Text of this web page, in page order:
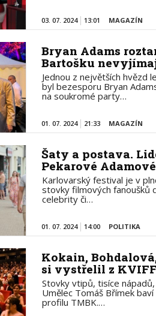
03. 07. 2024 13:01 MAGAZÍN
Bryan Adams
Bartošku
Jednou z největších hvězd
byl bezesporu Bryan
na soukromé party…
01. 07. 2024 21:33 MAGAZÍN
Šaty a postava.
Pekarové
Karlovarský festival je v
stovky filmových fanoušků
celebrity či…
01. 07. 2024 14:00 POLITIKA
Kokain,
si vystřelil z
Stovky vtipů, tisíce
Umělec Tomáš Břímek
profilu TMBK.…